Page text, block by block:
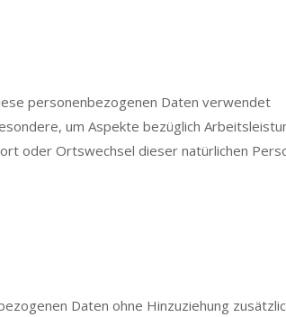
personenbezogenen Daten verwendet
um Aspekte bezüglich
oder Ortswechsel dieser natürlichen
Daten ohne Hinzuziehung